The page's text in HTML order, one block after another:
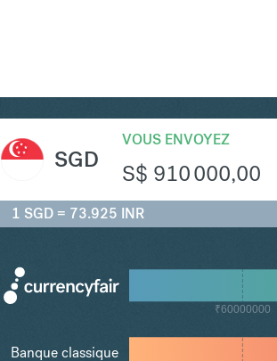
SGD
VOUS ENVOYEZ
S$ 910 000,00
1 SGD = 73.925 INR
₹60000000
Banque classique